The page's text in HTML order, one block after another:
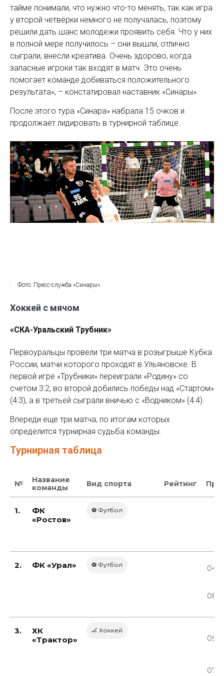
тайме понимали, что нужно что-то менять, так как игра
у второй четвёрки немного не получалась, поэтому
решили дать шанс молодежи проявить себя. Что у них
в полной мере получилось – они вышли, отлично
сыграли, внесли креатива. Очень здорово, когда
запасные игроки так входят в матч. Это очень
помогает команде добиваться положительного
результата», – констатировал наставник «Синары».
После этого тура «Синара» набрала 15 очков и
продолжает лидировать в турнирной таблице.
Фото: Пресс-служба «Синары»
Хоккей с мячом
«СКА-Уральский Трубник»
Первоуральцы провели три матча в розыгрыше Кубка
России, матчи которого проходят в Ульяновске. В
первой игре «Трубники» переиграли «Родину» со
счетом 3:2, во второй добились победы над «Стартом»
(4:3), а в третьей сыграли вничью с «Водником» (4:4).
Впереди еще три матча, по итогам которых
определится турнирная судьба команды.
Турнирная таблица
№
Название
команды
Вид спорта Рейтинг
1.
ФК
«Ростов»
⚽ Футбол
2. ФК «Урал» ⚽ Футбол
3.
ХК
«Трактор»
🏒 Хоккей